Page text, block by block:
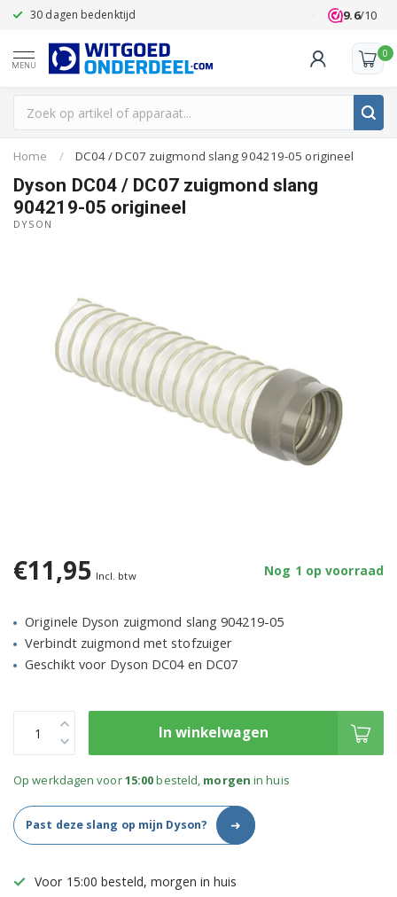
30 dagen bedenktijd Klanten
9.6/10
MENU
0
Home / DC04 / DC07 zuigmond slang 904219-05 origineel
Dyson DC04 / DC07 zuigmond slang
904219-05 origineel
DYSON
€11,95 Incl. btw Nog 1 op voorraad
Originele Dyson zuigmond slang 904219-05
Verbindt zuigmond met stofzuiger
Geschikt voor Dyson DC04 en DC07
In winkelwagen
Op werkdagen voor15:00besteld, morgen in huis
Past deze slang op mijn Dyson? ➜
Voor 15:00 besteld, morgen in huis